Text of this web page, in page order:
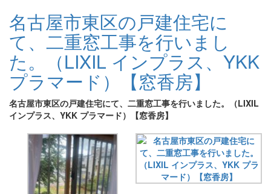
名古屋市東区の戸建住宅に
て、二重窓工事を行いまし
た。（LIXIL インプラス、YKK
プラマード）【窓香房】
名古屋市東区の戸建住宅にて、二重窓工事を行いました。（LIXIL
インプラス、YKK プラマード）【窓香房】